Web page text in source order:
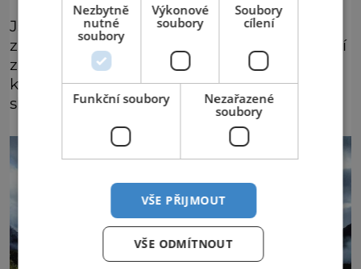
Jsou zde dokonce úzké kaňony, vodopády a
změť různých úzkých cestiček připomínající
zákoutí v džungli, ale i rozsáhlejší plochy s
květinovou výsadbou, dětskými hřišti a
slunnými terasami.
Nezbytně
nutné
soubory
Výkonové
soubory
Soubory
cílení
Funkční soubory
Nezařazené
soubory
VŠE PŘIJMOUT
VŠE ODMÍTNOUT